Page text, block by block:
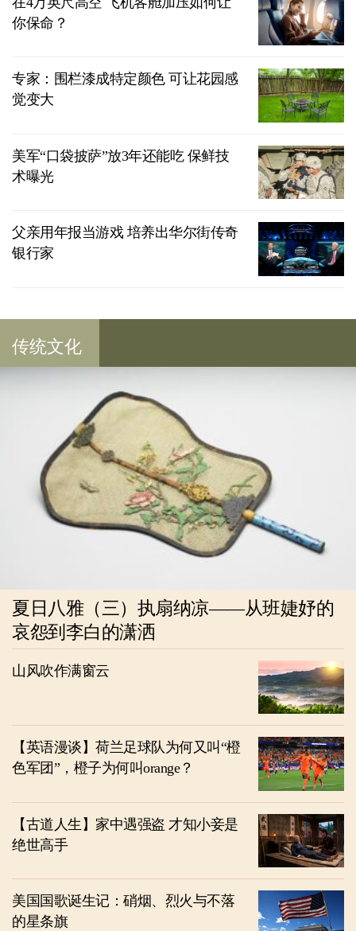
你保命？
专家：围栏漆成特定颜色 可让花园感
觉变大
美军“口袋披萨”放3年还能吃 保鲜技
术曝光
父亲用年报当游戏 培养出华尔街传奇
银行家
传统文化
夏日八雅（三）执扇纳凉——从班婕妤的
哀怨到李白的潇洒
山风吹作满窗云
【英语漫谈】荷兰足球队为何又叫“橙
色军团”，橙子为何叫orange？
【古道人生】家中遇强盗 才知小妾是
绝世高手
美国国歌诞生记：硝烟、烈火与不落
的星条旗